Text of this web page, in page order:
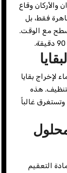
والأركان وقاع
فقط، بل
مع الوقت.
لإخراج بقايا
هذه
غالباً
التعقيم